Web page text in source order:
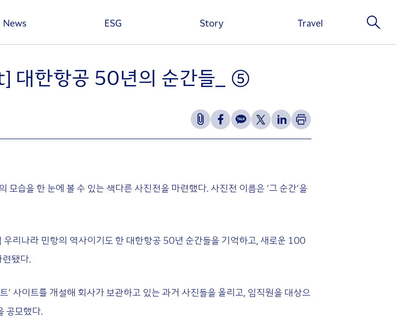
News ESG Story Travel
대한항공 50년의 순간들_ ⑤
습을 한 눈에 볼 수 있는 색다른 사진전을 마련했다. 사진전 이름은 ‘그 순간’을
우리나라 민항의 역사이기도 한 대한항공 50년 순간들을 기억하고, 새로운 100
됐다.
’ 사이트를 개설해 회사가 보관하고 있는 과거 사진들을 올리고, 임직원을 대상으
공모했다.